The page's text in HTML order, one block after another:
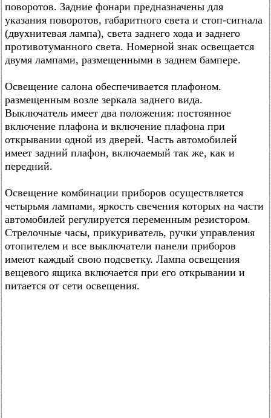
поворотов. Задние фонари предназначены для
указания поворотов, габаритного света и стоп-сигнала
(двухнитевая лампа), света заднего хода и заднего
противотуманного света. Номерной знак освещается
двумя лампами, размещенными в заднем бампере.
Освещение салона обеспечивается плафоном.
размещенным возле зеркала заднего вида.
Выключатель имеет два положения: постоянное
включение плафона и включение плафона при
открывании одной из дверей. Часть автомобилей
имеет задний плафон, включаемый так же, как и
передний.
Освещение комбинации приборов осуществляется
четырьмя лампами, яркость свечения которых на части
автомобилей регулируется переменным резистором.
Стрелочные часы, прикуриватель, ручки управления
отопителем и все выключатели панели приборов
имеют каждый свою подсветку. Лампа освещения
вещевого ящика включается при его открывании и
питается от сети освещения.